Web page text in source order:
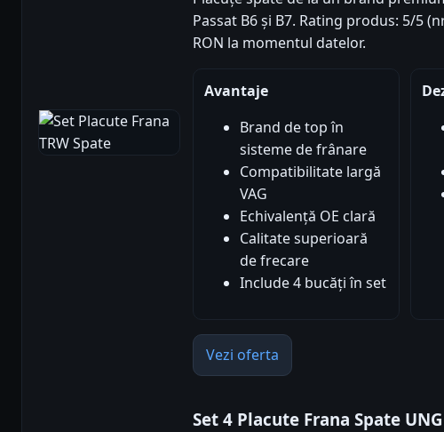
Passat B6 și B7. Rating produs: 5/5
RON la momentul datelor.
Avantaje
Brand de top în
sisteme de frânare
Compatibilitate largă
VAG
Echivalență OE clară
Calitate superioară
de frecare
Include 4 bucăți în set
Vezi oferta
Set 4 Placute Frana Spate